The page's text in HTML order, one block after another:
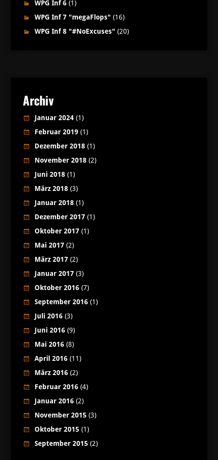
WPG Inf 6(1)
WPG Inf 7 "megaFlops" (16)
WPG Inf 8 "#NoExcuses" (20)
Archiv
Januar 2024(1)
Februar 2019(1)
Dezember 2018(1)
November 2018(2)
Juni 2018(1)
März 2018(3)
Januar 2018(1)
Dezember 2017(1)
Oktober 2017(1)
Mai 2017(2)
März 2017(2)
Januar 2017(3)
Oktober 2016(7)
September 2016(1)
Juli 2016(3)
Juni 2016(9)
Mai 2016(8)
April 2016(11)
März 2016(2)
Februar 2016(4)
Januar 2016(2)
November 2015 (3)
Oktober 2015 (1)
September 2015 (2)